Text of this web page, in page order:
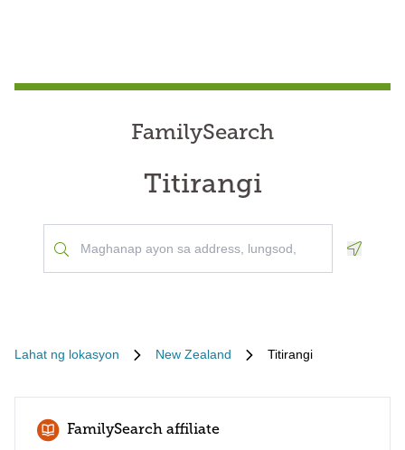
FamilySearch
Titirangi
Lahat ng lokasyon New Zealand Titirangi
FamilySearch affiliate